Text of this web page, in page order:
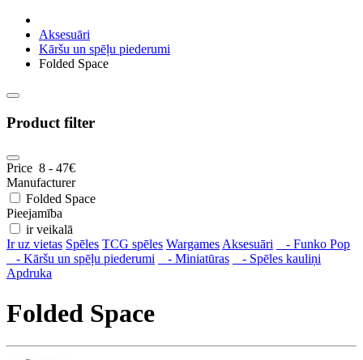
Aksesuāri
Kāršu un spēļu piederumi
Folded Space
Product filter
Price 8 - 47€
Manufacturer
Folded Space
Pieejamība
ir veikalā
Ir uz vietas Spēles TCG spēles WargamesAksesuāri
- Funko Pop
- Kāršu un spēļu piederumi
- Miniatūras
- Spēles kauliņi
Apdruka
Folded Space